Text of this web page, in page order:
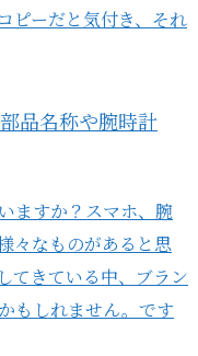
ピーだと気付き、それ
品名称や腕時計
ますか？スマホ、腕
々なものがあると思
てきている中、ブラン
もしれません。です